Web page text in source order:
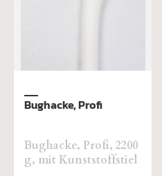
Fleischerbeil, flacher
Kopf, Öhr mittig